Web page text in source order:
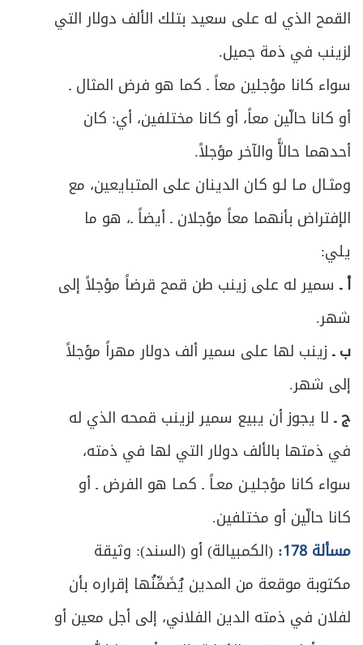
القمح الذي له على سعيد بتلك الألف دولار التي
لزينب في ذمة جميل.
سواء كانا مؤجلين معاً ـ كما هو فرض المثال ـ
أو كانا حالّين معاً، أو كانا مختلفين، أي: كان
أحدهما حالاًّ والآخر مؤجلاً.
ومثـال مـا لـو كان الدينان على المتبايعين، مع
الإفتراض بأنهما معاً مؤجلان ـ أيضاً ـ، هو ما
يلي:
أ ـ سمير له على زينب طن قمح قرضاً مؤجلاً إلى
شهر.
ب ـ زينب لها على سمير ألف دولار مهراً مؤجلاً
إلى شهر.
ج ـ لا يجوز أن يبيع سمير لزينب قمحه الذي له
في ذمتها بالألف دولار التي لها في ذمته،
سواء كانا مؤجليـن معـاً ـ كمـا هو الفرض ـ أو
كانا حالّين أو مختلفين.
مسألة 178:
(الكمبيالة) أو (السند): وثيقة
مكتوبة موقعة من المدين يُضَمِّنُها إقراره بأن
لفلان في ذمته الدين الفلاني، إلى أجل معين أو
ص
380 المبحث الثاني: في كيفية القيام بكل خصلة
ص
392 الباب الخامس: في الأطعمة والأشربة
ص
395
المبحث الأول: في ما يحرم تناوله من الأطعمة
والأشربة
400 المبحث الثاني: في ما يحل تناوله عند الاضطرار
ص
408 القسم الثاني: في أحكام الزواج والأسرة
ص
413 مدخل في أحكام العلاقة بين الرجل والمرأة
415
ص
422 الباب الأول: في الزواج
ص
430 المبحث الأول: في الكفاءة في الدين
ص
431 المبحث الثاني: في من يحرم تزوجه بالقرابة
445
المبحث الثالث: في من يحرم التزوج منه لغير
القرابة
ص الفصل الثاني: في العقد والمتعاقدين
460 المبحث الأول: في صيغة العقد